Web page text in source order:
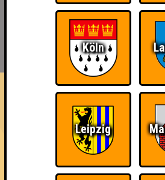
HIGHSCORE
FAQ ÜBER
Eight Shades of Grey
Errungenschaften
Kleiner Hinweis: bei uns sind Teams,
schließlich verdient! Entsprechend gibt
Köln
Leipzig